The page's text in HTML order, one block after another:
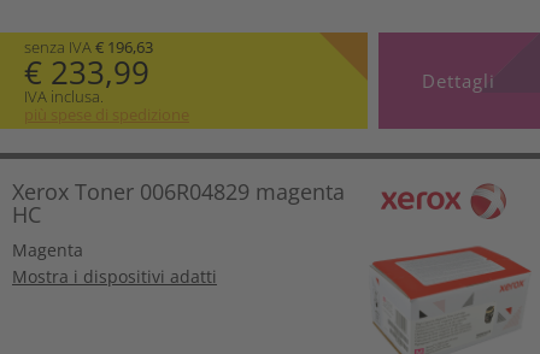
senza IVA€ 196,63
€ 233,99
IVA inclusa.
più spese di spedizione
Dettagli
Xerox Toner 006R04829 magenta
HC
Magenta
Mostra i dispositivi adatti